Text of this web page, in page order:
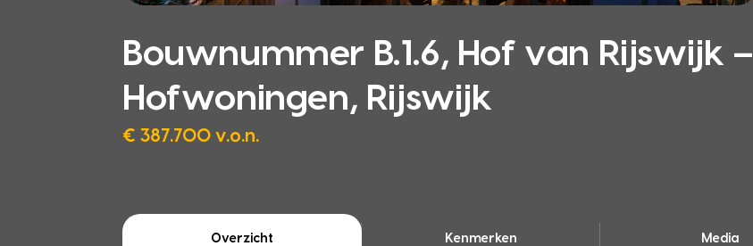
Bouwnummer B.1.6, Hof van Rijswijk –
Hofwoningen, Rijswijk
€ 387.700 v.o.n.
Overzicht Kenmerken Media